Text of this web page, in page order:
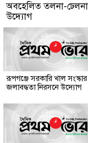
অবহেলিত তলনা-ঢেলনা
উদ্যোগ
রূপগঞ্জে সরকারি খাল
জলাবদ্ধতা নিরসনে উদ্যোগ